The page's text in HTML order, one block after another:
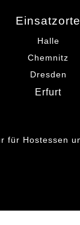
Einsatzorte
Halle
Chemnitz
Dresden
Erfurt